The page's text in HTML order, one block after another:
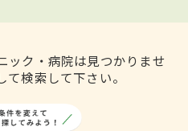
ック・病院は見つかりませ
検索して下さい。